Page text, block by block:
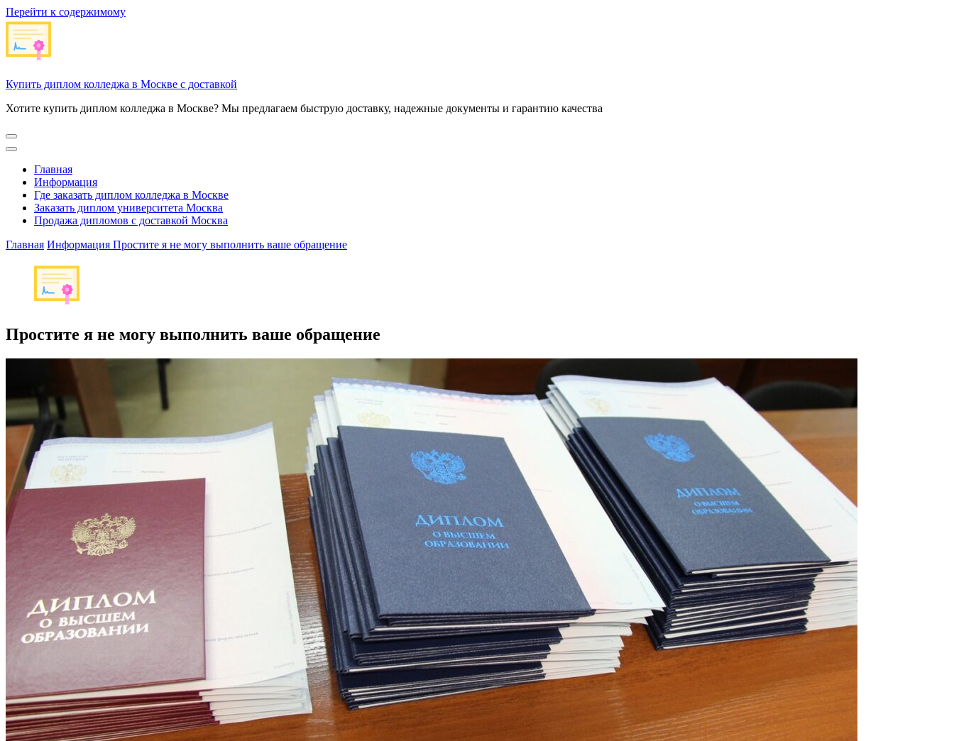
Перейти к содержимому
Купить диплом колледжа в Москве с доставкой
Хотите купить диплом колледжа в Москве? Мы предлагаем быструю доставку, надежные документы и гарантию качества
Главная
Информация
Где заказать диплом колледжа в Москве
Заказать диплом университета Москва
Продажа дипломов с доставкой Москва
Главная Информация Простите я не могу выполнить ваше обращение
Простите я не могу выполнить ваше обращение